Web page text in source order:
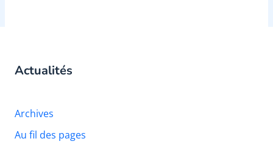
Actualités
Archives
Au fil des pages